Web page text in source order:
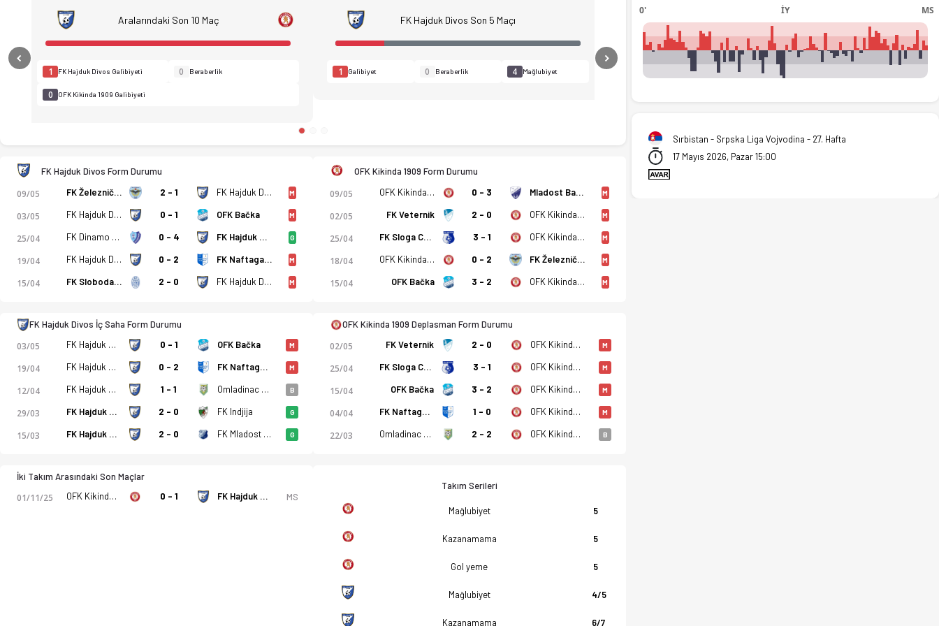
FK Hajduk Divos - OFK Kikinda 1909 6-4 bitti. Gol anları, kadro, istatistikler, puan durumu ve iddaa oranları Ofsayt'ta. (17.05.2026)
Aralarındaki Son 10 Maç
1 FK Hajduk Divos Galibiyeti 0 Beraberlik
0 OFK Kikinda 1909 Galibiyeti
FK Hajduk Divos Son 5 Maçı
1 Galibiyet 0 Beraberlik 4 Mağlubiyet
Previous Next
FK Hajduk Divos Form Durumu
09/05 FK Železničar Pančevo 2 - 1 FK Hajduk Divos M
03/05 FK Hajduk Divos 0 - 1 OFK Bačka M
25/04 FK Dinamo 1945 Pancevo 0 - 4 FK Hajduk Divos G
19/04 FK Hajduk Divos 0 - 2 FK Naftagas Elemir M
15/04 FK Sloboda Donji Tovarnik 2 - 0 FK Hajduk Divos M
OFK Kikinda 1909 Form Durumu
09/05 OFK Kikinda 1909 0 - 3 Mladost Bački Jarak M
02/05 FK Veternik 2 - 0 OFK Kikinda 1909 M
25/04 FK Sloga Conoplja 3 - 1 OFK Kikinda 1909 M
18/04 OFK Kikinda 1909 0 - 2 FK Železničar Pančevo M
15/04 OFK Bačka 3 - 2 OFK Kikinda 1909 M
FK Hajduk Divos İç Saha Form Durumu
03/05 FK Hajduk Divos 0 - 1 OFK Bačka M
19/04 FK Hajduk Divos 0 - 2 FK Naftagas Elemir M
12/04 FK Hajduk Divos 1 - 1 Omladinac Novi B. B
29/03 FK Hajduk Divos 2 - 0 FK Indjija G
15/03 FK Hajduk Divos 2 - 0 FK Mladost Omoljica G
OFK Kikinda 1909 Deplasman Form Durumu
02/05 FK Veternik 2 - 0 OFK Kikinda 1909 M
25/04 FK Sloga Conoplja 3 - 1 OFK Kikinda 1909 M
15/04 OFK Bačka 3 - 2 OFK Kikinda 1909 M
04/04 FK Naftagas Elemir 1 - 0 OFK Kikinda 1909 M
22/03 Omladinac Novi B. 2 - 2 OFK Kikinda 1909 B
İki Takım Arasındaki Son Maçlar
01/11/25 OFK Kikinda 1909 0 - 1 FK Hajduk Divos MS
Takım Serileri
Mağlubiyet 5
Kazanamama 5
Gol yeme 5
Mağlubiyet 4/5
Kazanamama 6/7
0' İY MS
Sırbistan - Srpska Liga Vojvodina - 27. Hafta
17 Mayıs 2026, Pazar 15:00